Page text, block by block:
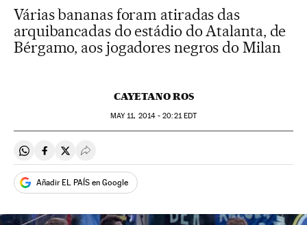
Várias bananas foram atiradas das
arquibancadas do estádio do Atalanta, de
Bérgamo, aos jogadores negros do Milan
CAYETANO ROS
MAY11, 2014 - 20:21EDT
Compartir en Whatsapp
Compartir en Facebook
Compartir en Twitter
Desplegar Redes Sociales
Añadir EL PAÍS en Google